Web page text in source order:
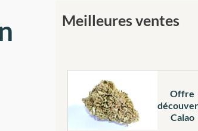
Meilleures ventes
Offre
Calao